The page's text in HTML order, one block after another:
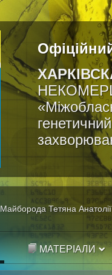
Майборода Тетяна
МАТЕРІАЛИ